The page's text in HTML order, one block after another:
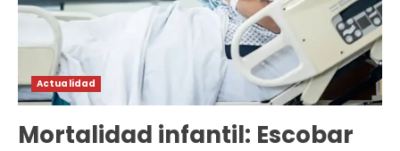
Actualidad
Mortalidad infantil: Escobar